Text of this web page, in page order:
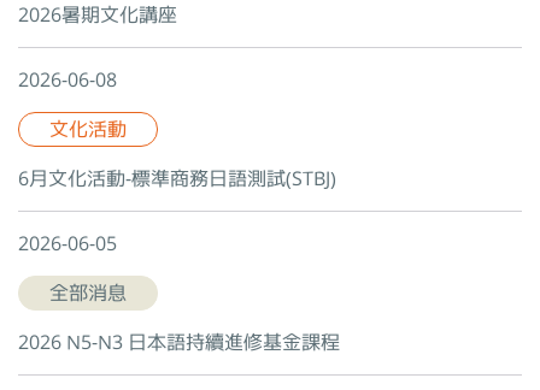
2026暑期文化講座
2026-06-08
文化活動
6月文化活動-標準商務日語測試(STBJ)
2026-06-05
全部消息
2026 N5-N3 日本語持續進修基金課程